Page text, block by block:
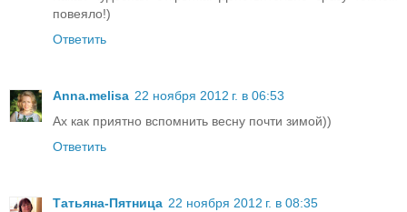
повеяло!)
Ответить
Anna.melisa 22 ноября 2012 г. в 06:53
Ах как приятно вспомнить весну почти зимой))
Ответить
Татьяна-Пятница 22 ноября 2012 г. в 08:35